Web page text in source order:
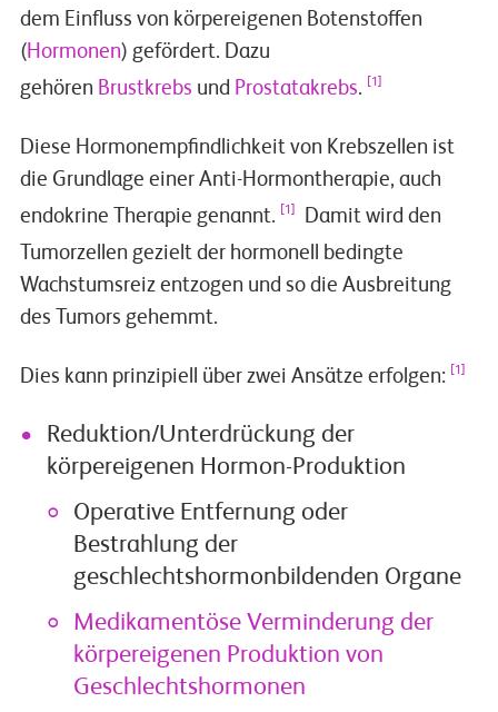
dem Einfluss von körpereigenen Botenstoffen
( Hormonen) gefördert. Dazu
gehören Brustkrebs und Prostatakrebs. [1]
Diese Hormonempfindlichkeit von Krebszellen ist
die Grundlage einer Anti-Hormontherapie, auch
endokrine Therapie genannt.
[1]
Damit wird den
Tumorzellen gezielt der hormonell bedingte
Wachstumsreiz entzogen und so die Ausbreitung
des Tumors gehemmt.
Dies kann prinzipiell über zwei Ansätze erfolgen: [1]
Reduktion/Unterdrückung der
körpereigenen Hormon-Produktion
Operative Entfernung oder
Bestrahlung der
geschlechtshormonbildenden Organe
Medikamentöse Verminderung der
körpereigenen Produktion von
Geschlechtshormonen